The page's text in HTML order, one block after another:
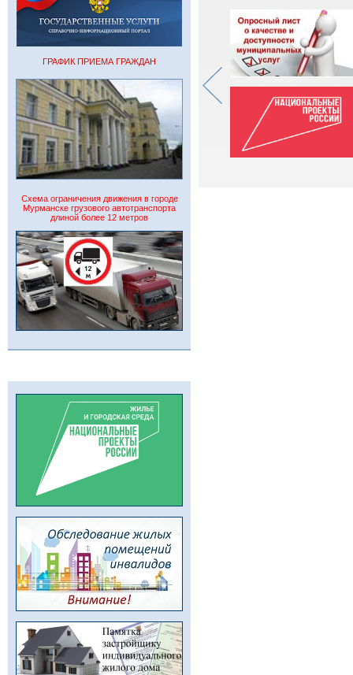
ГРАФИК ПРИЕМА ГРАЖДАН
Схема ограничения движения в городе
Мурманске грузового автотранспорта
длиной более 12 метров